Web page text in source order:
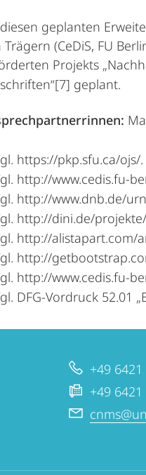
geplanten
Trägern (CeDiS, FU
Projekts
[7] geplant.
https://pkp.sfu.ca/ojs/.
http://www.cedis.fu-
http://www.dnb.de/
http://dini.de/
http://alistapart.com/
http://
http://www.cedis.fu-
DFG-Vordruck 52.01
+49
+49